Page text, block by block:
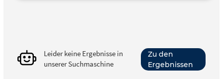
Leider keine Ergebnisse in
unserer Suchmaschine
Zu den
Ergebnissen